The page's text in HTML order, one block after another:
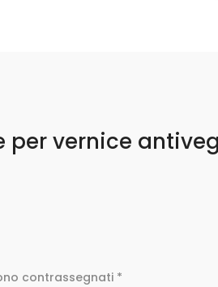
per vernice
contrassegnati *